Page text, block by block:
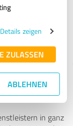
Details zeigen
ZULASSEN
ABLEHNEN
- mit
in ganz